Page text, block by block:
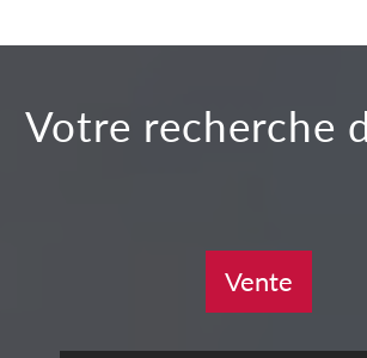
votre recherche
Vente